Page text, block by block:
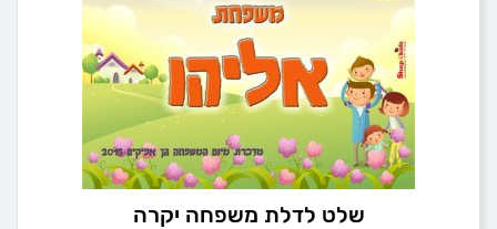
שלט לדלת משפחה יקרה